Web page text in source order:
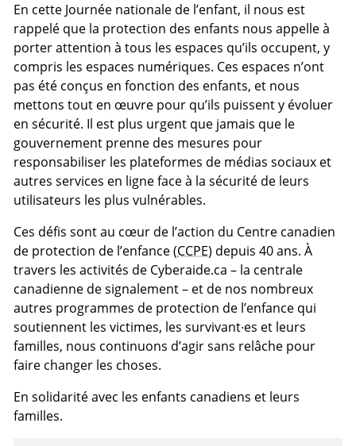
En cette Journée nationale de l’enfant, il nous est
rappelé que la protection des enfants nous appelle à
porter attention à tous les espaces qu’ils occupent, y
compris les espaces numériques. Ces espaces n’ont
pas été conçus en fonction des enfants, et nous
mettons tout en œuvre pour qu’ils puissent y évoluer
en sécurité. Il est plus urgent que jamais que le
gouvernement prenne des mesures pour
responsabiliser les plateformes de médias sociaux et
autres services en ligne face à la sécurité de leurs
utilisateurs les plus vulnérables.
Ces défis sont au cœur de l’action du Centre canadien
de protection de l’enfance (CCPE) depuis 40 ans. À
travers les activités de Cyberaide.ca – la centrale
canadienne de signalement – et de nos nombreux
autres programmes de protection de l’enfance qui
soutiennent les victimes, les survivant·es et leurs
familles, nous continuons d’agir sans relâche pour
faire changer les choses.
En solidarité avec les enfants canadiens et leurs
familles.